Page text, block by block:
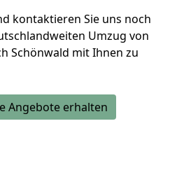
kontaktieren Sie uns noch
Umzug von
Schönwald mit Ihnen zu
Angebote erhalten